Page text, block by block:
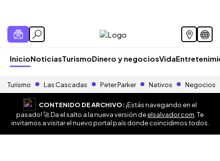
InicioNoticiasTurismoDinero y negociosVida
Turismo Las Cascadas Peter Parker Nativos Negocios
CONTENIDO DE ARCHIVO:¡Estás navegando en el
pasado! 🚀 Da el salto a la nueva versión deelsalvador.com . Te
invitamos a visitar el nuevo portal país donde coincidimos todos.